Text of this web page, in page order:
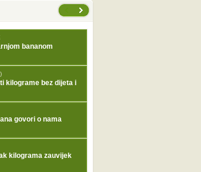
bananom
kilograme bez dijeta i
govori o nama
kilograma zauvijek